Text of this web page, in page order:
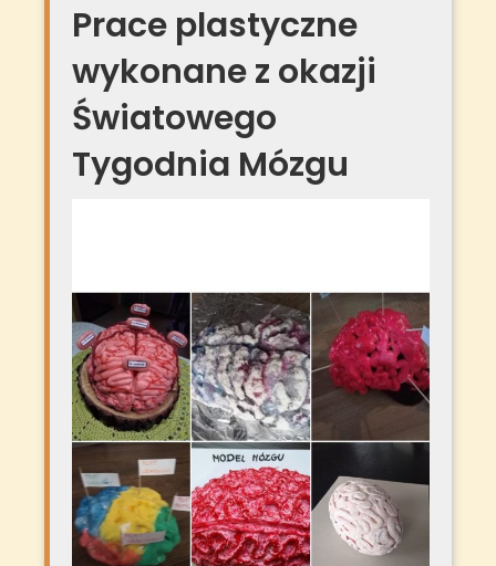
Prace plastyczne
wykonane z okazji
Światowego
Tygodnia Mózgu